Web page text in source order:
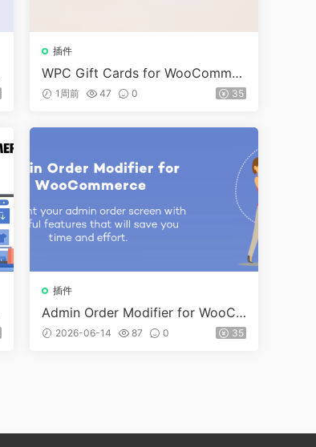
插件
WPC Gift Cards for WooCommer
ce (Premium) v1.0.2
1周前 47 0 35
插件
Admin Order Modifier for WooCo
mmerce v1.1.9
2026-06-14 87 0 35